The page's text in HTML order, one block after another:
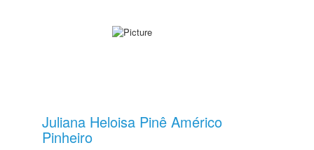
Juliana Heloisa Pinê Américo
Pinheiro